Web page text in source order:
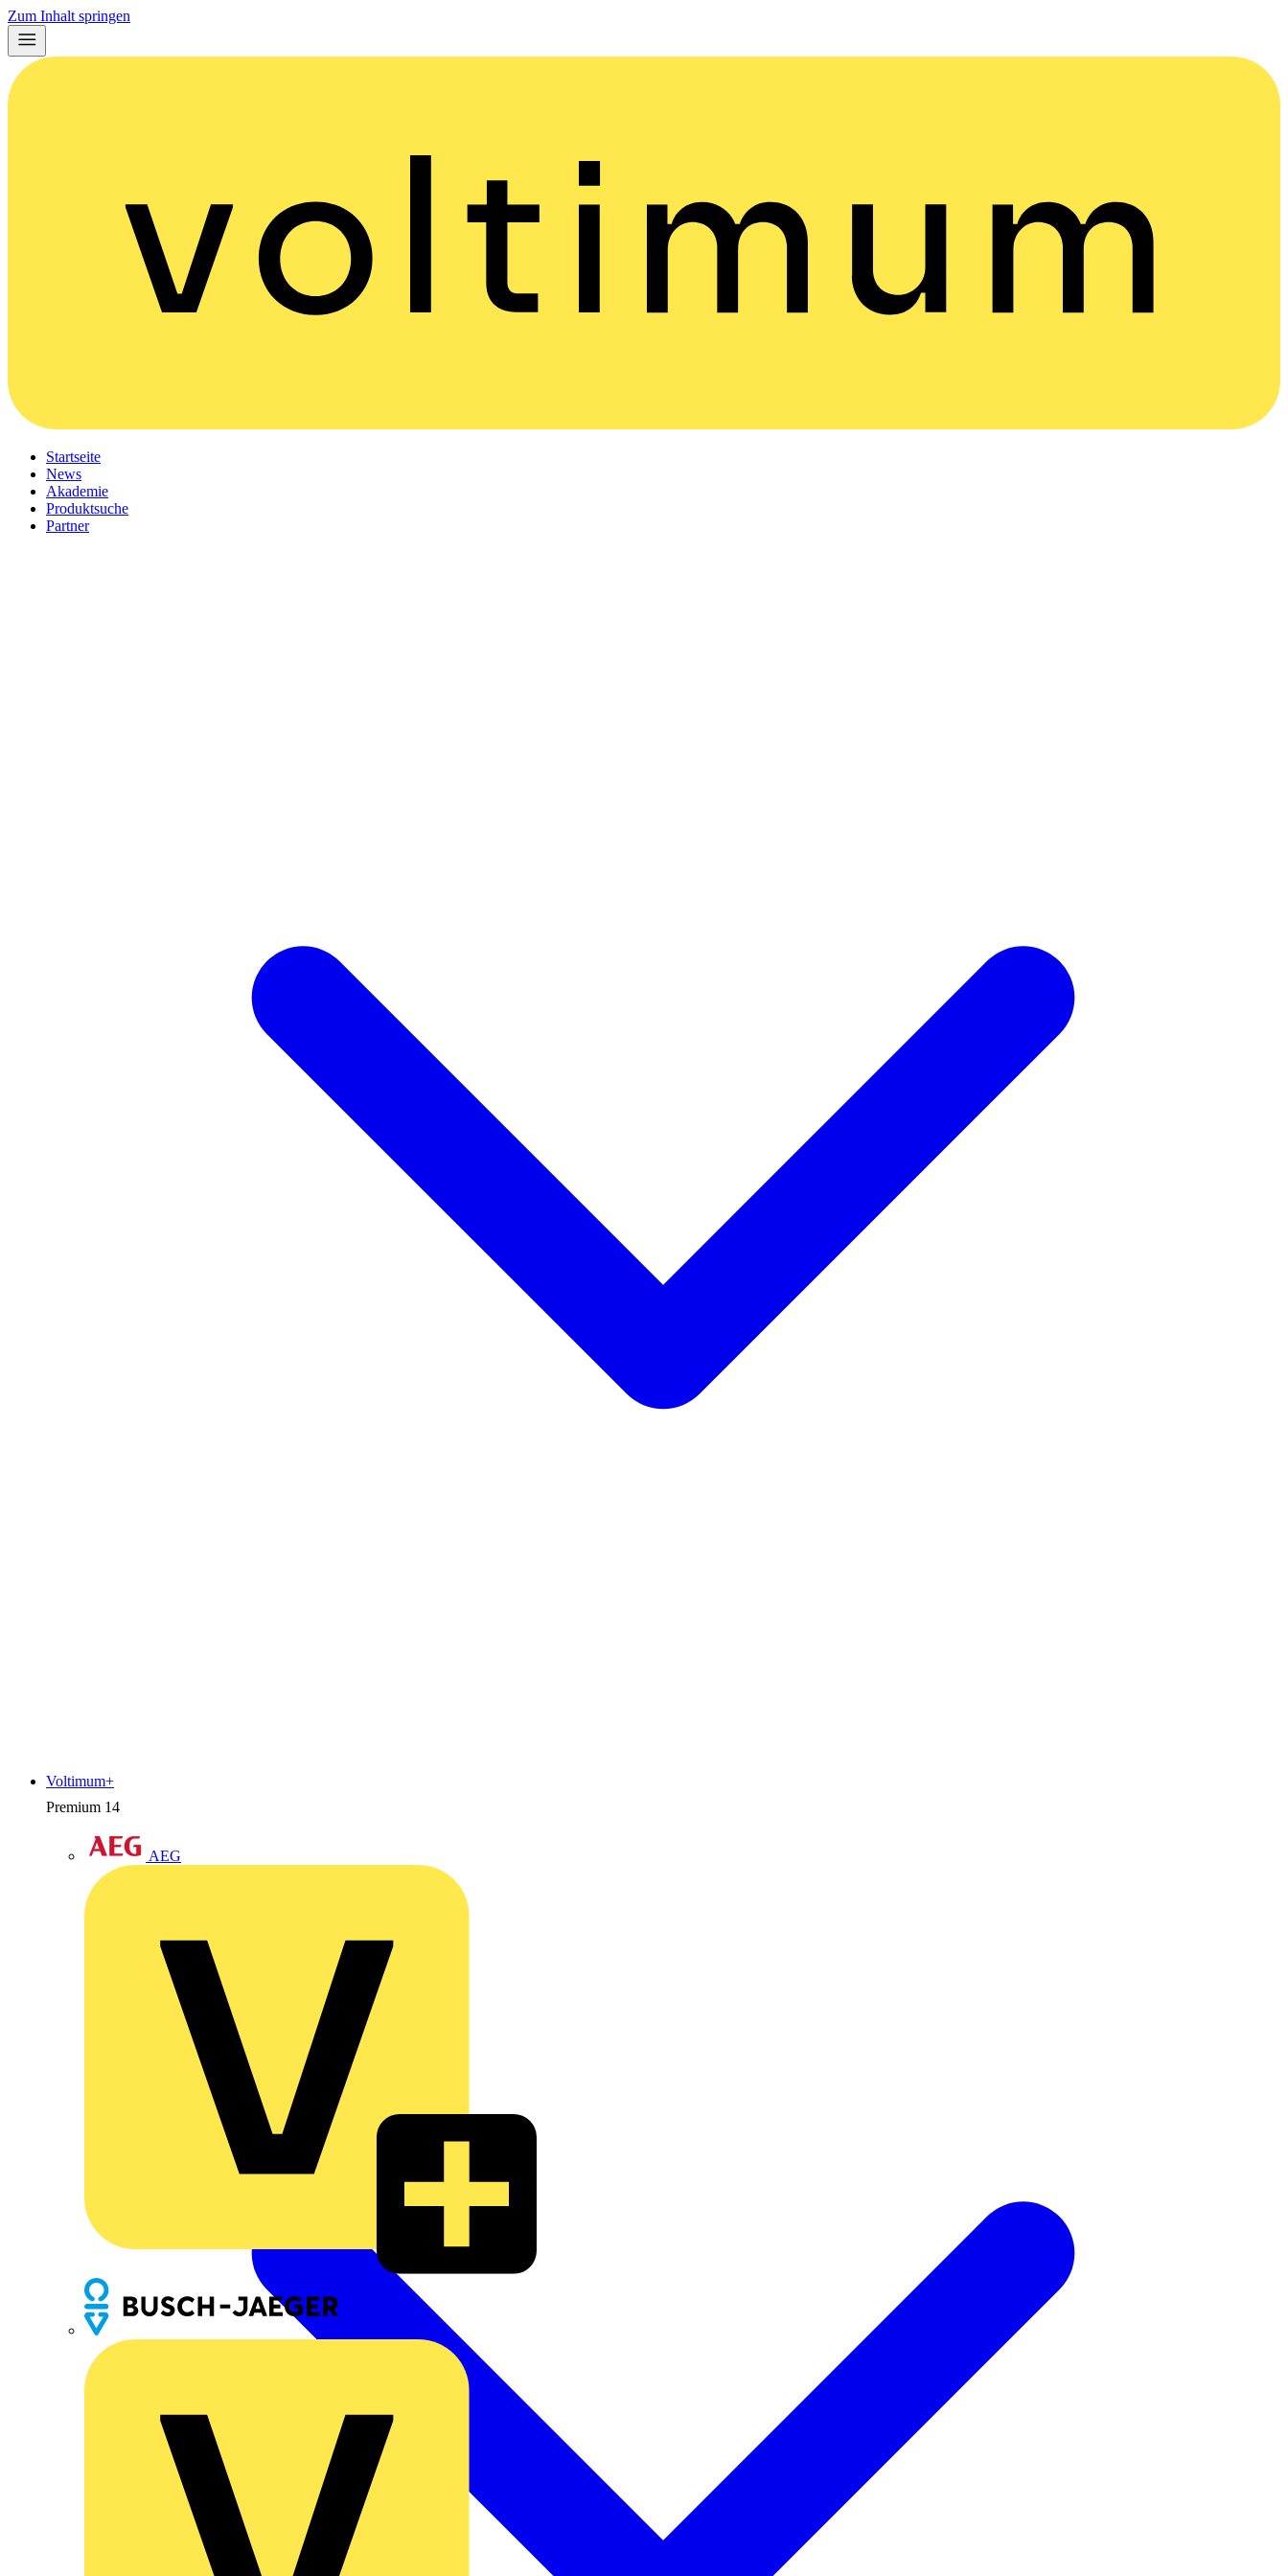
Zum Inhalt springen
Startseite
News
Akademie
Produktsuche
Partner
Premium 14
AEG
Voltimum+